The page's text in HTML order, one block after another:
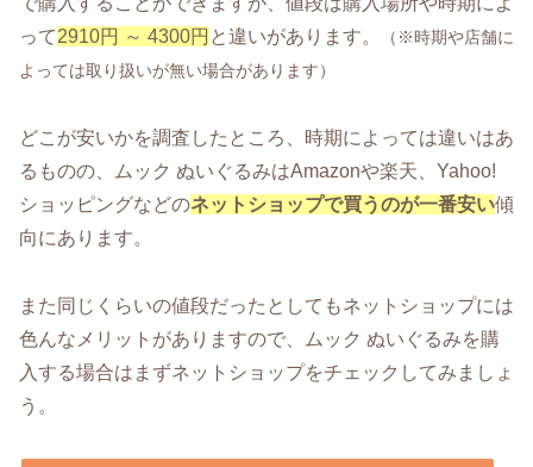
って2910円 ～ 4300円 と違いがあります。
（※時期や店舗に
よっては取り扱いが無い場合があります）
どこが安いかを調査したところ、時期によっては違いはあ
るものの、ムック ぬいぐるみはAmazonや楽天、Yahoo!
ショッピングなどのネットショップで買うのが一番安い傾
向にあります。
また同じくらいの値段だったとしてもネットショップには
色んなメリットがありますので、ムック ぬいぐるみを購
入する場合はまずネットショップをチェックしてみましょ
う。